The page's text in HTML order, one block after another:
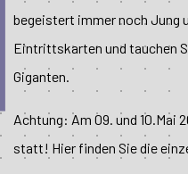
begeistert immer noch Jung
Eintrittskarten und tauchen
Giganten.
Achtung: Am 09. und 10.Mai
statt! Hier finden Sie die